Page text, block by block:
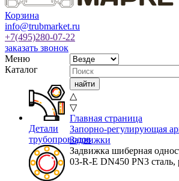
Корзина
info@trubmarket.ru
+7(495)280-07-22
заказать звонок
Меню
Каталог
Детали
трубопроводов
△
▽
Главная страница
Запорно-регулирующая
Задвижки
Задвижка шиберная
03-R-E DN450 PN3 сталь,